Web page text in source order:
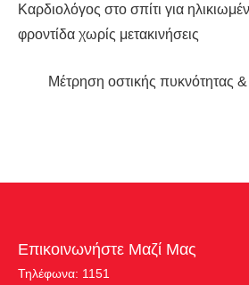
Καρδιολόγος στο σπίτι για
φροντίδα χωρίς μετακινήσεις
Μέτρηση οστικής πυκνότητας &
Επικοινωνήστε Μαζί Μας
Τηλέφωνα: 1151